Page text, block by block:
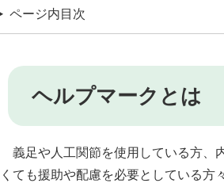
ページ内目次
ヘルプマークとは
義足や人工関節を使用している方、
くても援助や配慮を必要としている方